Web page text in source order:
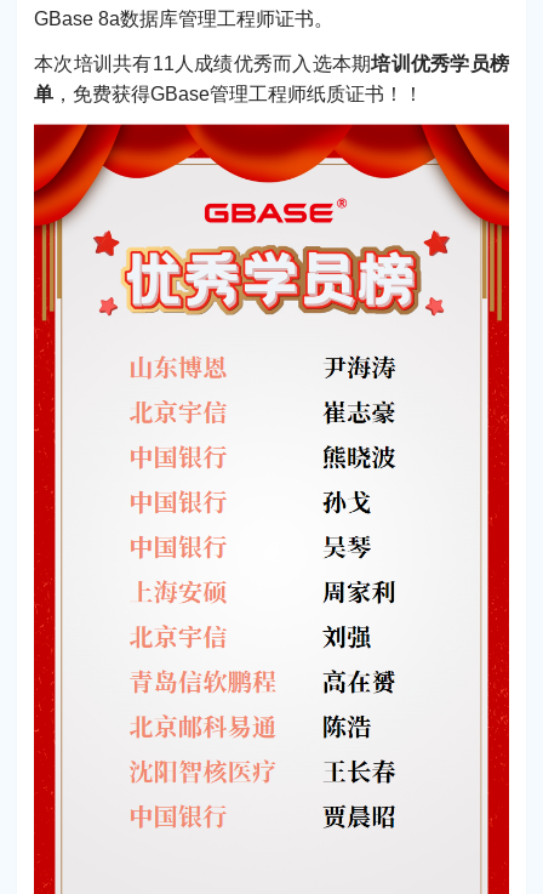
GBase 8a数据库管理工程师证书。
本次培训共有11人成绩优秀而入选本期培训优秀学员榜
单 ，免费获得GBase管理工程师纸质证书！！